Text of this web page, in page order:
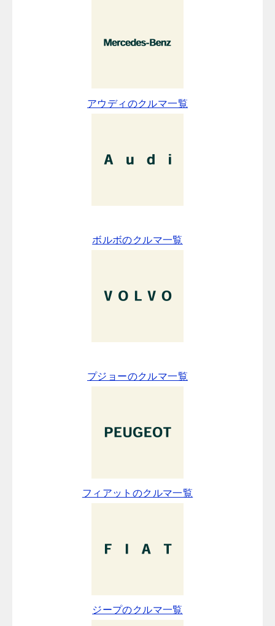
アウディのクルマ一覧
ボルボのクルマ一覧
プジョーのクルマ一覧
フィアットのクルマ一覧
ジープのクルマ一覧